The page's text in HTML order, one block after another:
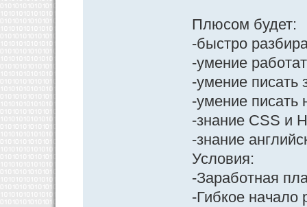
Плюсом будет:
-быстро
-умение
-умение писать
-умение писать
-знание CSS и
-знание
Условия:
-Заработная
-Гибкое начало